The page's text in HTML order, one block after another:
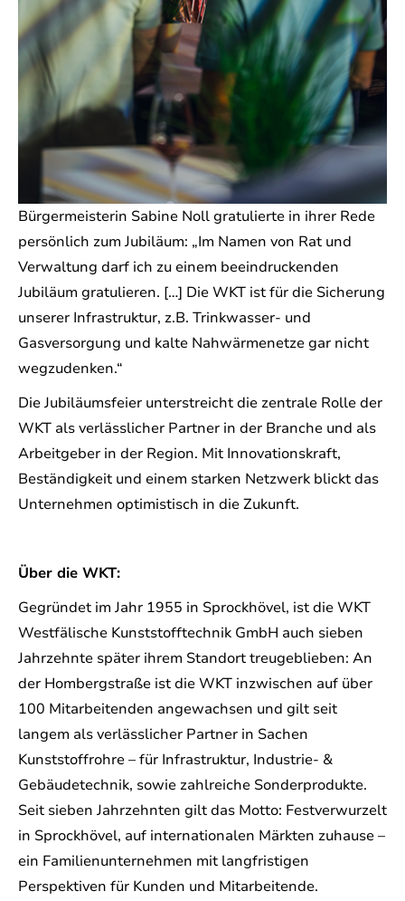
Bürgermeisterin Sabine Noll gratulierte in ihrer Rede
persönlich zum Jubiläum: „Im Namen von Rat und
Verwaltung darf ich zu einem beeindruckenden
Jubiläum gratulieren. […] Die WKT ist für die Sicherung
unserer Infrastruktur, z.B. Trinkwasser- und
Gasversorgung und kalte Nahwärmenetze gar nicht
wegzudenken.“
Die Jubiläumsfeier unterstreicht die zentrale Rolle der
WKT als verlässlicher Partner in der Branche und als
Arbeitgeber in der Region. Mit Innovationskraft,
Beständigkeit und einem starken Netzwerk blickt das
Unternehmen optimistisch in die Zukunft.
Über die WKT:
Gegründet im Jahr 1955 in Sprockhövel, ist die WKT
Westfälische Kunststofftechnik GmbH auch sieben
Jahrzehnte später ihrem Standort treugeblieben: An
der Hombergstraße ist die WKT inzwischen auf über
100 Mitarbeitenden angewachsen und gilt seit
langem als verlässlicher Partner in Sachen
Kunststoffrohre – für Infrastruktur, Industrie- &
Gebäudetechnik, sowie zahlreiche Sonderprodukte.
Seit sieben Jahrzehnten gilt das Motto: Festverwurzelt
in Sprockhövel, auf internationalen Märkten zuhause –
ein Familienunternehmen mit langfristigen
Perspektiven für Kunden und Mitarbeitende.